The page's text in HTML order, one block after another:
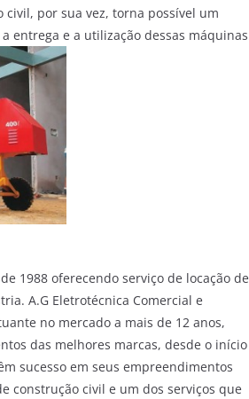
por sua vez, torna possível um
entrega e a utilização dessas
1988 oferecendo serviço de locação de
A.G Eletrotécnica Comercial e
no mercado a mais de 12 anos,
das melhores marcas, desde o início
sucesso em seus empreendimentos
construção civil e um dos serviços que